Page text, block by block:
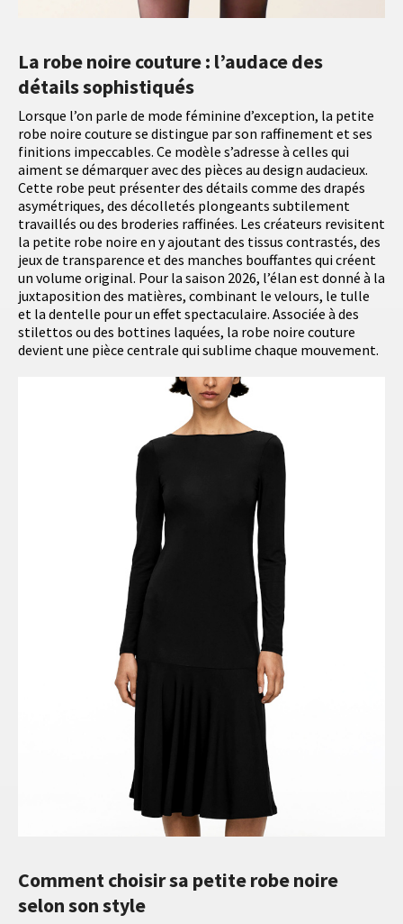
La robe noire couture : l’audace des
détails sophistiqués
Lorsque l’on parle de mode féminine d’exception, la petite
robe noire couture se distingue par son raffinement et ses
finitions impeccables. Ce modèle s’adresse à celles qui
aiment se démarquer avec des pièces au design audacieux.
Cette robe peut présenter des détails comme des drapés
asymétriques, des décolletés plongeants subtilement
travaillés ou des broderies raffinées. Les créateurs revisitent
la petite robe noire en y ajoutant des tissus contrastés, des
jeux de transparence et des manches bouffantes qui créent
un volume original. Pour la saison 2026, l’élan est donné à la
juxtaposition des matières, combinant le velours, le tulle
et la dentelle pour un effet spectaculaire. Associée à des
stilettos ou des bottines laquées, la robe noire couture
devient une pièce centrale qui sublime chaque mouvement.
Comment choisir sa petite robe noire
selon son style